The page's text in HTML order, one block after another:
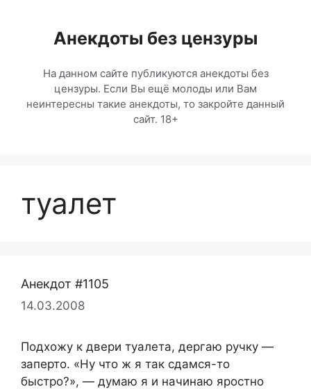
содержимомуАнекдоты без цензуры
На данном сайте публикуются анекдоты без
цензуры. Если Вы ещё молоды или Вам
неинтересны такие анекдоты, то закройте данный
сайт. 18+
туалет
Анекдот #1105
14.03.2008
Подхожу к двери туалета, дергаю ручку —
заперто. «Ну что ж я так сдамся-то
быстро?», — думаю я и начинаю яростно